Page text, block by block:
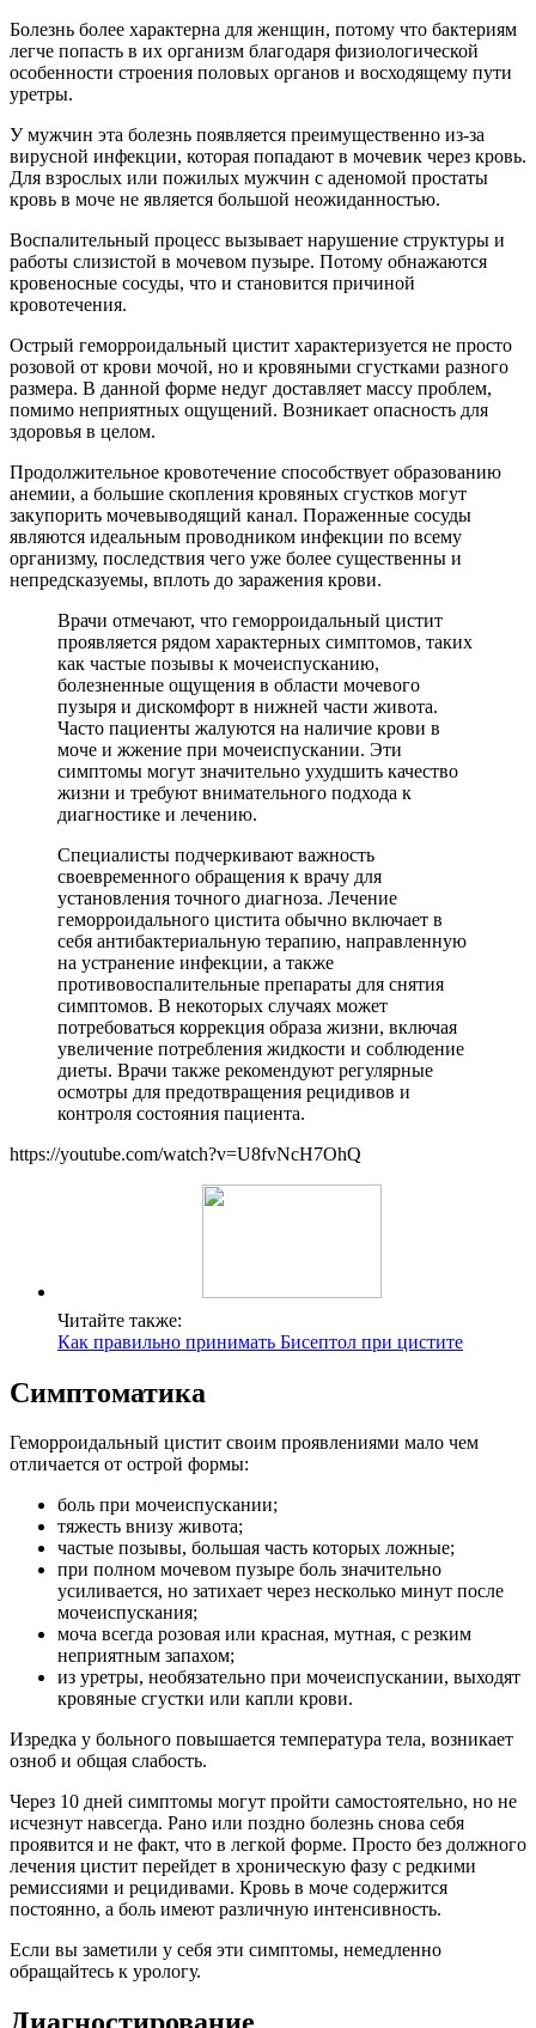
Болезнь более характерна для женщин, потому что бактериям
легче попасть в их организм благодаря физиологической
особенности строения половых органов и восходящему пути
уретры.
У мужчин эта болезнь появляется преимущественно из-за
вирусной инфекции, которая попадают в мочевик через кровь.
Для взрослых или пожилых мужчин с аденомой простаты
кровь в моче не является большой неожиданностью.
Воспалительный процесс вызывает нарушение структуры и
работы слизистой в мочевом пузыре. Потому обнажаются
кровеносные сосуды, что и становится причиной
кровотечения.
Острый геморроидальный цистит характеризуется не просто
розовой от крови мочой, но и кровяными сгустками разного
размера. В данной форме недуг доставляет массу проблем,
помимо неприятных ощущений. Возникает опасность для
здоровья в целом.
Продолжительное кровотечение способствует образованию
анемии, а большие скопления кровяных сгустков могут
закупорить мочевыводящий канал. Пораженные сосуды
являются идеальным проводником инфекции по всему
организму, последствия чего уже более существенны и
непредсказуемы, вплоть до заражения крови.
Врачи отмечают, что геморроидальный цистит
проявляется рядом характерных симптомов, таких
как частые позывы к мочеиспусканию,
болезненные ощущения в области мочевого
пузыря и дискомфорт в нижней части живота.
Часто пациенты жалуются на наличие крови в
моче и жжение при мочеиспускании. Эти
симптомы могут значительно ухудшить качество
жизни и требуют внимательного подхода к
диагностике и лечению.
Специалисты подчеркивают важность
своевременного обращения к врачу для
установления точного диагноза. Лечение
геморроидального цистита обычно включает в
себя антибактериальную терапию, направленную
на устранение инфекции, а также
противовоспалительные препараты для снятия
симптомов. В некоторых случаях может
потребоваться коррекция образа жизни, включая
увеличение потребления жидкости и соблюдение
диеты. Врачи также рекомендуют регулярные
осмотры для предотвращения рецидивов и
контроля состояния пациента.
https://youtube.com/watch?v=U8fvNcH7OhQ
Читайте также:
Как правильно принимать Бисептол при цистите
Симптоматика
Геморроидальный цистит своим проявлениями мало чем
отличается от острой формы:
боль при мочеиспускании;
тяжесть внизу живота;
частые позывы, большая часть которых ложные;
при полном мочевом пузыре боль значительно
усиливается, но затихает через несколько минут после
мочеиспускания;
моча всегда розовая или красная, мутная, с резким
неприятным запахом;
из уретры, необязательно при мочеиспускании, выходят
кровяные сгустки или капли крови.
Изредка у больного повышается температура тела, возникает
озноб и общая слабость.
Через 10 дней симптомы могут пройти самостоятельно, но не
исчезнут навсегда. Рано или поздно болезнь снова себя
проявится и не факт, что в легкой форме. Просто без должного
лечения цистит перейдет в хроническую фазу с редкими
ремиссиями и рецидивами. Кровь в моче содержится
постоянно, а боль имеют различную интенсивность.
Если вы заметили у себя эти симптомы, немедленно
обращайтесь к урологу.